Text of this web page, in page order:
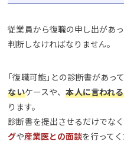
従業員から復職の申し出があ
判断しなければなりません。
「復職可能」との診断書があっ
ないケースや、本人に言われ
ります。
診断書を提出させるだけでな
グや産業医との面談を行ってく